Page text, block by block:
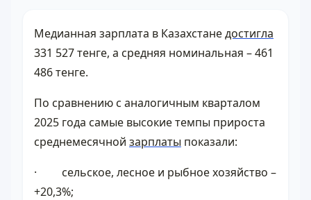
Медианная зарплата в Казахстанедостигла
331 527 тенге, а средняя номинальная – 461
486 тенге.
По сравнению с аналогичным кварталом
2025 года самые высокие темпы прироста
среднемесячной зарплаты показали:
· сельское, лесное и рыбное хозяйство –
+20,3%;